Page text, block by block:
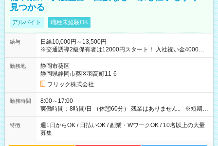
見つかる
アルバイト 職種未経験OK
給与
日給10,000円～13,500円
※交通誘導2級保有者は12000円スタート！ 入社祝い金4000円
【試用期間】試用期間なし
勤務地
静岡市葵区
静岡県静岡市葵区羽高町11-6
フリック株式会社
勤務時間
8:00～17:00
実働時間：8時間/日 （休憩60分） 残業はありません。 ※短期の
募集は行っておりません。予めご了承くださいませ。
特徴
週1日からOK / 日払いOK / 副業・WワークOK / 10名以上の大量
募集